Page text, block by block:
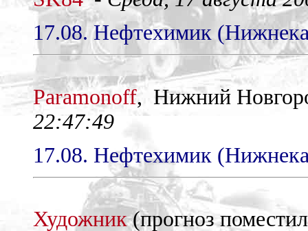
17.08. Нефтехимик
Paramonoff, Нижний
22:47:49
17.08. Нефтехимик
Художник(прогноз